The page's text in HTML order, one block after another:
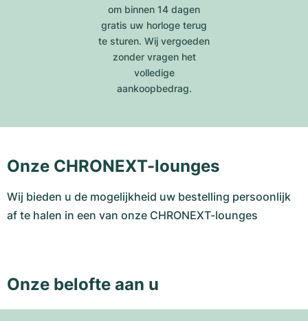
om binnen 14 dagen
gratis uw horloge terug
te sturen. Wij vergoeden
zonder vragen het
volledige
aankoopbedrag.
Onze CHRONEXT-lounges
Wij bieden u de mogelijkheid uw bestelling persoonlijk
af te halen in een van onze CHRONEXT-lounges
Onze belofte aan u